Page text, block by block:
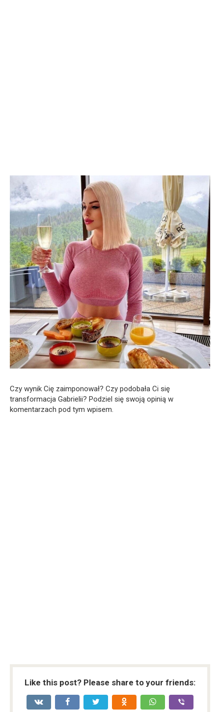
Czy wynik Cię zaimponował? Czy podobała Ci się
transformacja Gabrielii? Podziel się swoją opinią w
komentarzach pod tym wpisem.
Like this post? Please share to your friends: